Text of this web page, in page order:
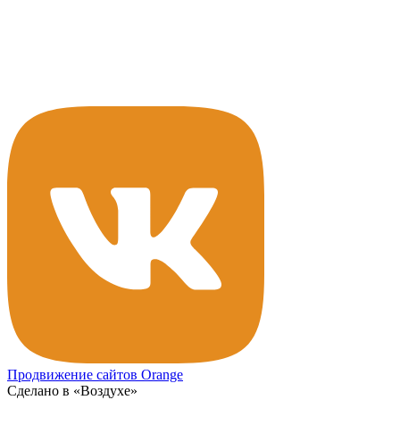
Продвижение сайтов Orange
Сделано в «Воздухе»